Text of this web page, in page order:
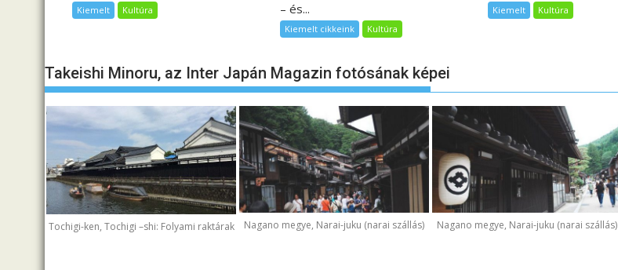
Kiemelt Kultúra
– és...
Kiemelt cikkeink Kultúra
Kiemelt Kultúra
Takeishi Minoru, az Inter Japán Magazin fotósának képei
Tochigi-ken, Tochigi –shi: Folyami raktárak Nagano megye, Narai-juku (narai szállás) Nagano megye, Narai-juku (narai szállás)